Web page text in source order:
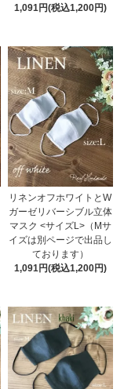
1,091円(税込1,200円)
リネンオフホワイトとW
ガーゼリバーシブル立体
マスク <サイズL>（Mサ
イズは別ページで出品し
ております）
1,091円(税込1,200円)